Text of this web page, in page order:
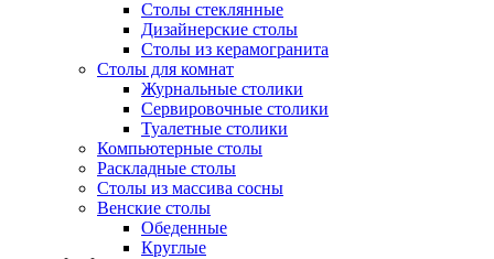
Столы стеклянные
Дизайнерские столы
Столы из керамогранита
Столы для комнат
Журнальные столики
Сервировочные столики
Туалетные столики
Компьютерные столы
Раскладные столы
Столы из массива сосны
Венские столы
Обеденные
Круглые